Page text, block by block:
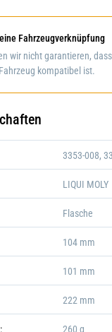
Darstellung kann abweichen
Fahrzeugverknüpfung
wir nicht garantieren,
kompatibel ist.
3353-008,
LIQUI MOLY
Flasche
104 mm
101 mm
222 mm
260 g